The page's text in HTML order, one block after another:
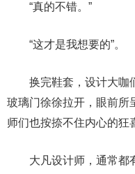
“真的不错。”
“这才是我想要的”。
换完鞋套，设计大咖
玻璃门徐徐拉开，眼前所
师们也按捺不住内心的狂
大凡设计师，通常都有